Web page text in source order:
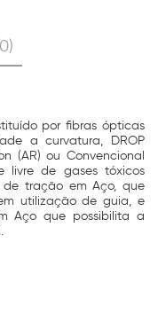
por fibras ópticas
a curvatura, DROP
(AR) ou Convencional
livre de gases tóxicos
de tração em Aço, que
utilização de guia, e
Aço que possibilita a